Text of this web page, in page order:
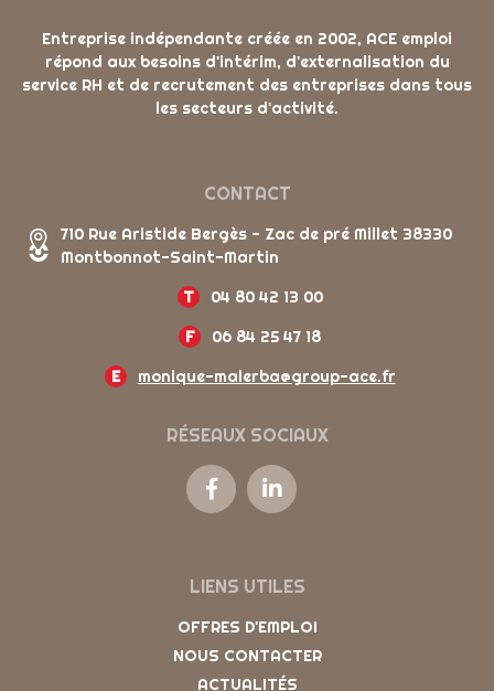
Entreprise indépendante créée en 2002, ACE emploi
répond aux besoins d'intérim, d'externalisation du
service RH et de recrutement des entreprises dans tous
les secteurs d'activité.
CONTACT
710 Rue Aristide Bergès - Zac de pré Millet 38330
Montbonnot-Saint-Martin
T
04 80 42 13 00
F
06 84 25 47 18
E
monique-malerba@group-ace.fr
RÉSEAUX SOCIAUX
LIENS UTILES
OFFRES D'EMPLOI
NOUS CONTACTER
ACTUALITÉS